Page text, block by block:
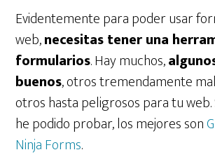
Evidentemente para poder usar
web,necesitas tener una
formularios. Hay muchos,
buenos, otros tremendamente
otros hasta peligrosos para tu
he podido probar, los mejores son
Ninja Forms.